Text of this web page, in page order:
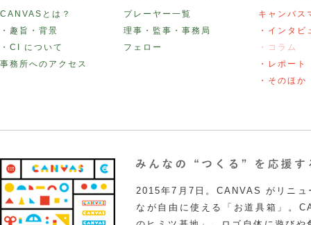
CANVASとは？
・趣旨・背景
・CI について
事務所へのアクセス
プレーヤー一覧
理事・監事・事務局
フェロー
キャンバス
・インタビ
・コラム
・レポート
・そのほか
2015年7月7日。CANVAS がリニュ
なが自由に使える「お道具箱」。